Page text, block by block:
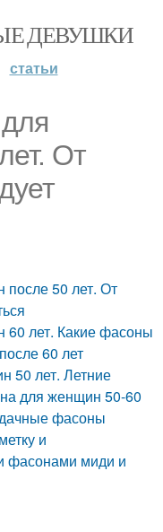
ДЕВУШКИ
статьи
От
50 лет. От
лет. Какие фасоны
60 лет
50 лет. Летние
для женщин 50-60
фасоны
и
фасонами миди и